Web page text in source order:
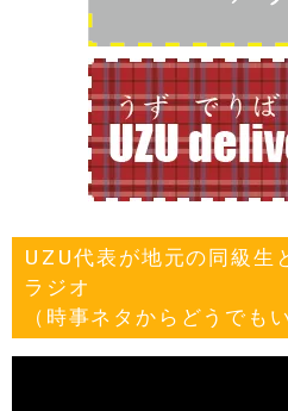
UZU代表が地元の同級生
ラジオ
（時事ネタからどうでも